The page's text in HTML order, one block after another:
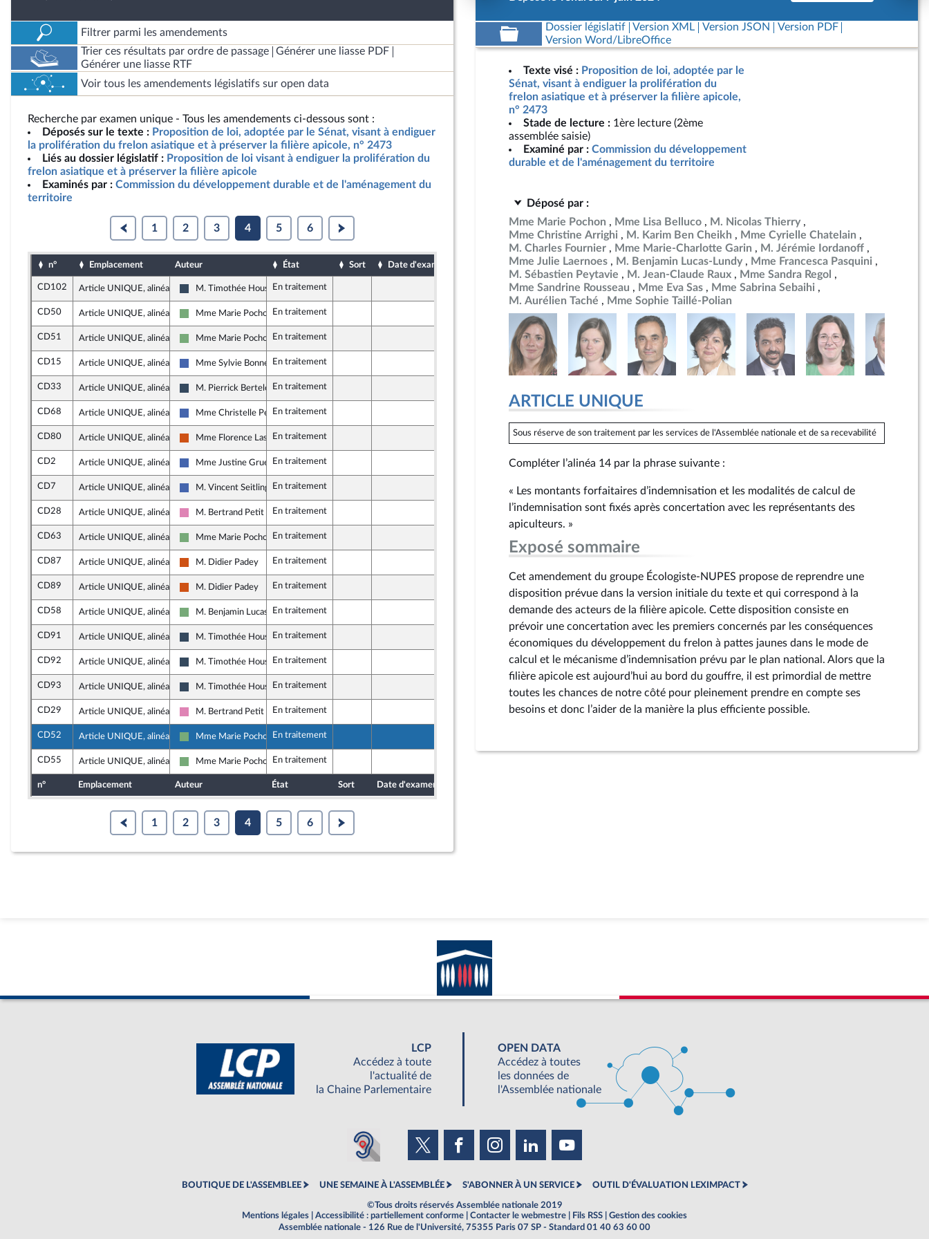
Filtrer parmi les amendements
Trier ces résultats par ordre de passage
Générer une liasse PDF
Générer une liasse RTF
Voir tous les amendements législatifs sur open data
Recherche par examen unique - Tous les amendements ci-dessous sont :
Déposés sur le texte : Proposition de loi, adoptée par le Sénat, visant à endiguer
la prolifération du frelon asiatique et à préserver la filière apicole, n° 2473
Liés au dossier législatif : Proposition de loi visant à endiguer la prolifération du
frelon asiatique et à préserver la filière apicole
Examinés par : Commission du développement durable et de l'aménagement du
territoire
1 2 3 4 5 6
n° Emplacement Auteur État Sort Date d'examen Date de dépôt
CD102 Article UNIQUE, alinéa 10
Rassemblement National
M. Timothée HoussinEn traitement
CD50 Article UNIQUE, alinéa 11
Écologiste - NUPES
Mme Marie Pochon En traitement
CD51 Article UNIQUE, alinéa 11
Écologiste - NUPES
Mme Marie Pochon En traitement
CD15 Article UNIQUE, alinéa 11
Les Républicains
Mme Sylvie Bonnet En traitement
CD33 Article UNIQUE, alinéa 11
Rassemblement National
M. Pierrick BertelootEn traitement
CD68 Article UNIQUE, alinéa 11
Les Républicains
Mme Christelle PetexEn traitement
CD80 Article UNIQUE, alinéa 11
Démocrate (MoDem et Indépendants)
Mme Florence LasserreEn traitement
CD2 Article UNIQUE, alinéa 11
Les Républicains
Mme Justine Gruet En traitement
CD7 Article UNIQUE, alinéa 11
Les Républicains
M. Vincent SeitlingerEn traitement
CD28 Article UNIQUE, alinéa 11
Socialistes et apparentés
M. Bertrand Petit En traitement
CD63 Article UNIQUE, alinéa 11
Écologiste - NUPES
Mme Marie Pochon En traitement
CD87 Article UNIQUE, alinéa 11
Démocrate (MoDem et Indépendants)
M. Didier Padey En traitement
CD89 Article UNIQUE, alinéa 11
Démocrate (MoDem et Indépendants)
M. Didier Padey En traitement
CD58 Article UNIQUE, alinéa 13
Écologiste - NUPES
M. Benjamin Lucas-LundyEn traitement
CD91 Article UNIQUE, alinéa 13
Rassemblement National
M. Timothée HoussinEn traitement
CD92 Article UNIQUE, alinéa 13
Rassemblement National
M. Timothée HoussinEn traitement
CD93 Article UNIQUE, alinéa 13
Rassemblement National
M. Timothée HoussinEn traitement
CD29 Article UNIQUE, alinéa 14
Socialistes et apparentés
M. Bertrand Petit En traitement
CD52 Article UNIQUE, alinéa 14
Écologiste - NUPES
Mme Marie Pochon En traitement
CD55 Article UNIQUE, alinéa 14
Écologiste - NUPES
Mme Marie Pochon En traitement
n° Emplacement Auteur État Sort Date d'examen
1 2 3 4 5 6
Dossier législatif Version XML Version JSON
Version PDF
Version Word/LibreOffice
Texte visé : Proposition de loi, adoptée par le
Sénat, visant à endiguer la prolifération du
frelon asiatique et à préserver la filière apicole,
n° 2473
Stade de lecture : 1ère lecture (2ème
assemblée saisie)
Examiné par : Commission du développement
durable et de l'aménagement du territoire
Déposé par :
Mme Marie Pochon
Mme Lisa Belluco
M. Nicolas Thierry
Mme Christine Arrighi
M. Karim Ben Cheikh
Mme Cyrielle Chatelain
M. Charles Fournier
Mme Marie-Charlotte Garin
M. Jérémie Iordanoff
Mme Julie Laernoes
M. Benjamin Lucas-Lundy
Mme Francesca Pasquini
M. Sébastien Peytavie
M. Jean-Claude Raux
Mme Sandra Regol
Mme Sandrine Rousseau
Mme Eva Sas
Mme Sabrina Sebaihi
M. Aurélien Taché
Mme Sophie Taillé-Polian
ARTICLE UNIQUE
Sous réserve de son traitement par les services de l'Assemblée nationale et de sa recevabilité
Compléter l’alinéa 14 par la phrase suivante :
« Les montants forfaitaires d’indemnisation et les modalités de calcul de
l’indemnisation sont fixés après concertation avec les représentants des
apiculteurs. »
Exposé sommaire
Cet amendement du groupe Écologiste-NUPES propose de reprendre une
disposition prévue dans la version initiale du texte et qui correspond à la
demande des acteurs de la filière apicole. Cette disposition consiste en
prévoir une concertation avec les premiers concernés par les conséquences
économiques du développement du frelon à pattes jaunes dans le mode de
calcul et le mécanisme d’indemnisation prévu par le plan national. Alors que la
filière apicole est aujourd’hui au bord du gouffre, il est primordial de mettre
toutes les chances de notre côté pour pleinement prendre en compte ses
besoins et donc l’aider de la manière la plus efficiente possible.
LCP
Accédez à toute
l'actualité de
la Chaine Parlementaire
OPEN DATA
Accédez à toutes
les données de
l'Assemblée nationale
BOUTIQUE DE L'ASSEMBLEE UNE SEMAINE À L'ASSEMBLÉE S'ABONNER À UN SERVICE OUTIL D'ÉVALUATION LEXIMPACT
©Tous droits réservés Assemblée nationale 2019
Mentions légales
Accessibilité : partiellement conforme Contacter le webmestre Fils RSS
Gestion des cookies
Assemblée nationale - 126 Rue de l'Université, 75355 Paris 07 SP - Standard 01 40 63 60 00